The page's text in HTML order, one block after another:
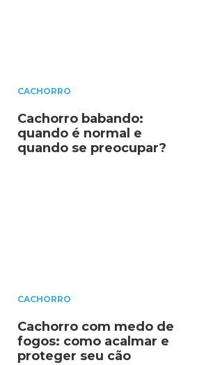
CACHORRO
Cachorro babando:
quando é normal e
quando se preocupar?
CACHORRO
Cachorro com medo de
fogos: como acalmar e
proteger seu cão